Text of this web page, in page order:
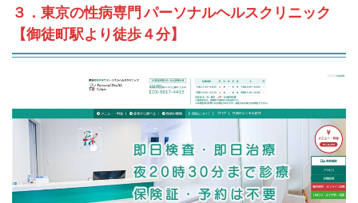
３．東京の性病専門 パーソナルヘルスクリニック
【御徒町駅より徒歩４分】